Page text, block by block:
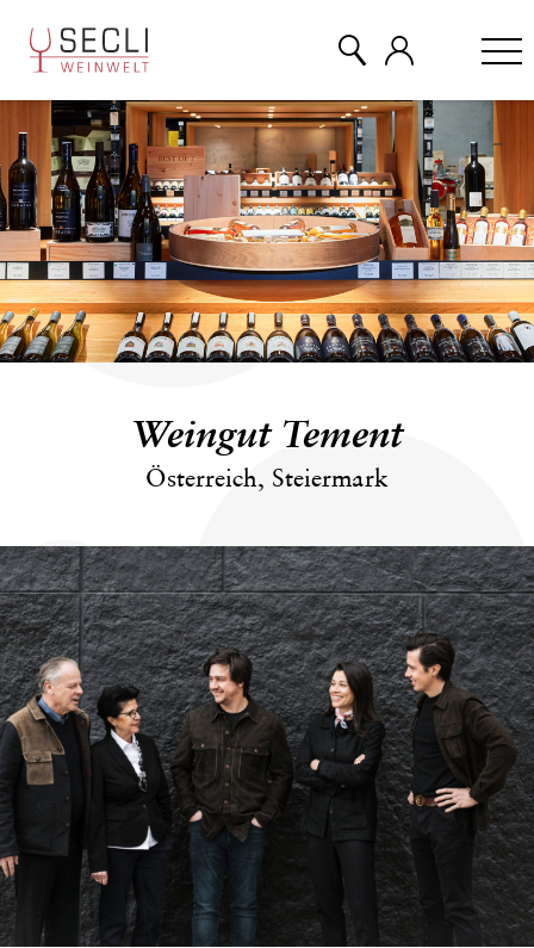
Weingut Tement
Österreich, Steiermark
WEINE
CHAMPAGNER
& MEHR
ÜBER UNS